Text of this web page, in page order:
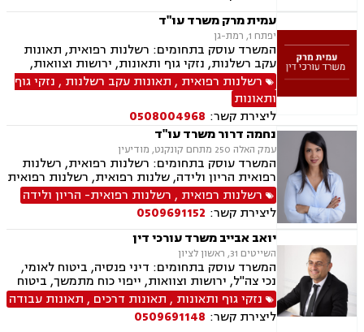
עמית מרק משרד עו"ד
יפתח 1, רמת-גן
המשרד עוסק בתחומים: רשלנות רפואית, תאונות
עקב רשלנות, נזקי גוף ותאונות, ירושות וצוואות,
ייפוי כוח מתמשך, דיני חוזים
רשלנות רפואית , תאונות עקב רשלנות , נזקי גוף
ותאונות
ליצירת קשר: 0508004968
נחמה דרור משרד עו"ד
עמק האלה 250 מתחם קונקנט, מודיעין
המשרד עוסק בתחומים: רשלנות רפואית, רשלנות
רפואית הריון ולידה, שלנות רפואית, רשלנות רפואית
ילדים.רשלנות רפואית , רשלנות רפואית- הריון ולידה
ליצירת קשר: 0509691152
יואב אבייב משרד עורכי דין
השייטים 31, ראשון לציון
המשרד עוסק בתחומים: דיני פנסיה, ביטוח לאומי,
נכי צה"ל, ירושות וצוואות, ייפוי כוח מתמשך, ביטוח
סיעודי, תביעות ביטוח ונזקי רכוש, נזקי גוף ותאונות,
תאונות דרכים, תאונות עבודה, בריאות הנפש, אובדן
כושר עבודה, תאונות תלמידים, רשלנות רפואית.
נזקי גוף ותאונות , תאונות דרכים , תאונות עבודה
ליצירת קשר: 0509691148